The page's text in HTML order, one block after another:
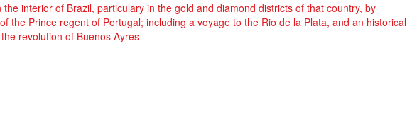
the interior of Brazil, particulary in the gold and diamond districts of that country, by
the Prince regent of Portugal; including a voyage to the Rio de la Plata, and an historical
revolution of Buenos Ayres